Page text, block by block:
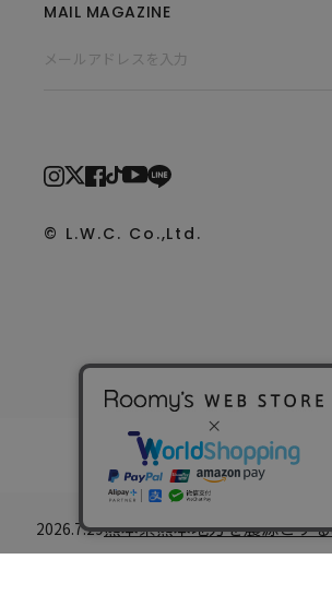
2026.7.29熊本県熊本地方を震源とす
MAIL MAGAZINE
© L.W.C. Co.,Ltd.